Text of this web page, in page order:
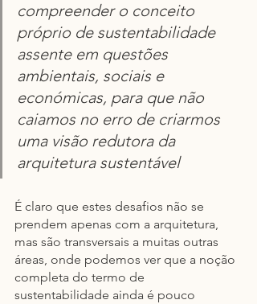
compreender o conceito
próprio de sustentabilidade
assente em questões
ambientais, sociais e
económicas, para que não
caiamos no erro de criarmos
uma visão redutora da
arquitetura sustentável
É claro que estes desafios não se
prendem apenas com a arquitetura,
mas são transversais a muitas outras
áreas, onde podemos ver que a noção
completa do termo de
sustentabilidade ainda é pouco